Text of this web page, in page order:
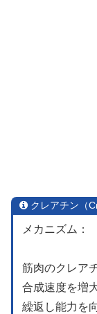
クレアチン（
メカニズム：
筋肉のクレア
合成速度を増
繰返し能力を